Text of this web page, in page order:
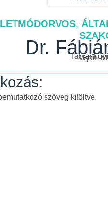
Dr. Győr-
szöveg kitöltve.